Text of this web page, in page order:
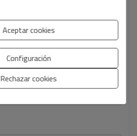
Aceptar cookies
Configuración
Rechazar cookies